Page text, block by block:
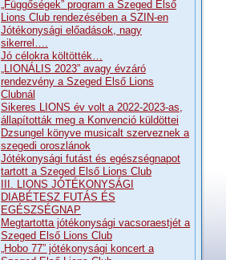
„Függőségek” program a Szeged Első
Lions Club rendezésében a SZIN-en
Jótékonysági előadások, nagy
sikerrel….
Jó célokra költötték…
„LIONÁLIS 2023” avagy évzáró
rendezvény a Szeged Első Lions
Clubnál
Sikeres LIONS év volt a 2022-2023-as,
állapították meg a Konvenció küldöttei
Dzsungel könyve musicalt szerveznek a
szegedi oroszlánok
Jótékonysági futást és egészségnapot
tartott a Szeged Első Lions Club
III. LIONS JÓTÉKONYSÁGI
DIABÉTESZ FUTÁS ÉS
EGÉSZSÉGNAP
Megtartotta jótékonysági vacsoraestjét a
Szeged Első Lions Club
„Hobo 77” jótékonysági koncert a